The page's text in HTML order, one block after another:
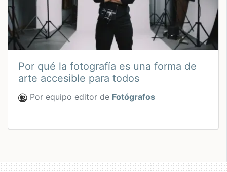
Por qué la fotografía es una forma de
arte accesible para todos
Por equipo editor de Fotógrafos